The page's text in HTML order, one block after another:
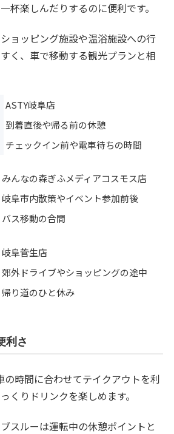
杯楽しんだりするのに便利です。
ョッピング施設や温浴施設への行
く、車で移動する観光プランと相
ASTY岐阜店
到着直後や帰る前の休憩
チェックイン前や電車待ちの時間
みんなの森ぎふメディアコスモス店
岐阜市内散策やイベント参加前後
バス移動の合間
岐阜菅生店
郊外ドライブやショッピングの途中
帰り道のひと休み
利さ
の時間に合わせてテイクアウトを利
くりドリンクを楽しめます。
スルーは運転中の休憩ポイントと